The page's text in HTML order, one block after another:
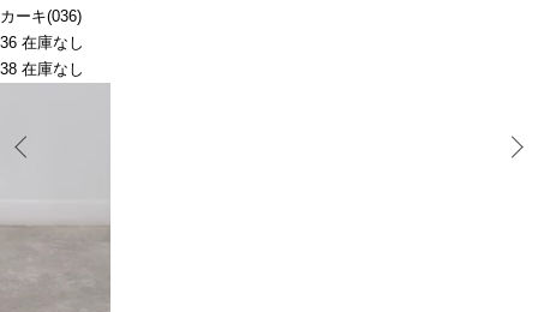
カーキ(036)
36 在庫なし
38 在庫なし